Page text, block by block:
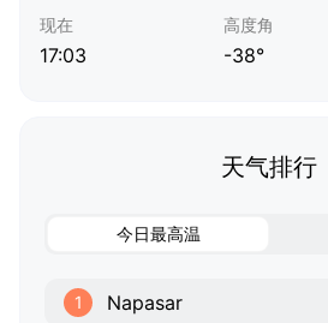
现在
17:03
高度角
-38°
天气排行
今日最高温
1 Napasar